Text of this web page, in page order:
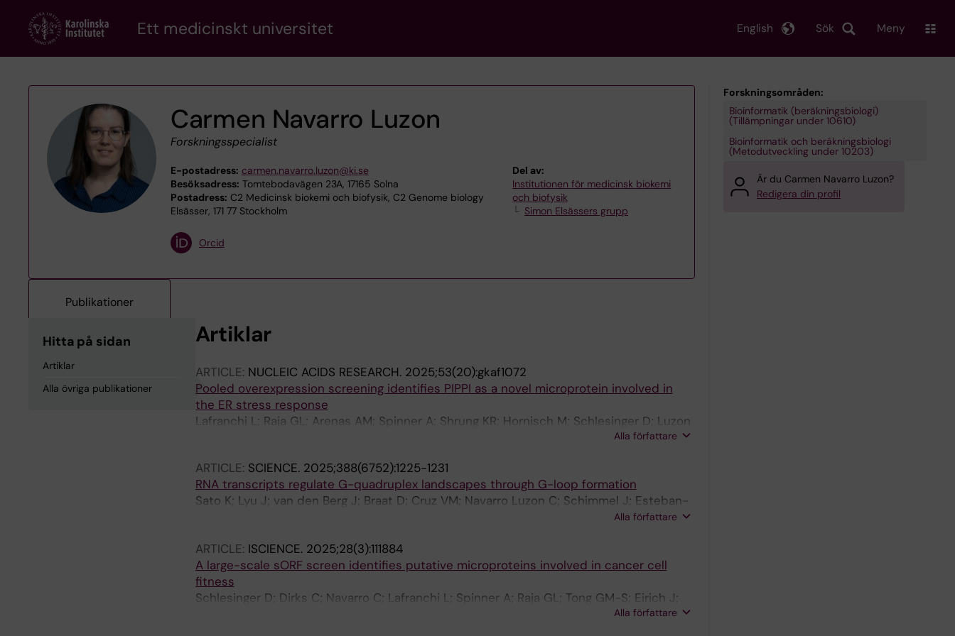
content
Ett medicinskt universitet Sök
English Meny
Carmen Navarro Luzon
Forskningsspecialist
E-postadress: carmen.navarro.luzon@ki.se
Besöksadress: Tomtebodavägen 23A, 17165 Solna
Postadress: C2 Medicinsk biokemi och biofysik, C2 Genome biology
Elsässer, 171 77 Stockholm
Del av:
Institutionen för medicinsk biokemi
och biofysik
Simon Elsässers grupp
Orcid
Publikationer
Hitta på sidan
Artiklar
Alla övriga publikationer
Artiklar
ARTICLE: NUCLEIC ACIDS RESEARCH. 2025;53(20):gkaf1072
Pooled overexpression screening identifies PIPPI as a novel microprotein involved in
the ER stress response
Lafranchi L; Raja GL; Arenas AM; Spinner A; Shrung KR; Hornisch M; Schlesinger D; Luzon
Alla författare
ARTICLE: SCIENCE. 2025;388(6752):1225-1231
RNA transcripts regulate G-quadruplex landscapes through G-loop formation
Sato K; Lyu J; van den Berg J; Braat D; Cruz VM; Navarro Luzon C; Schimmel J; Esteban-
Jurado C; Alemany M; Dreyer J; Hendrikx A; Mattiroli F; van Oudenaarden A; Tijsterman
Alla författare
ARTICLE: ISCIENCE. 2025;28(3):111884
A large-scale sORF screen identifies putative microproteins involved in cancer cell
fitness
Schlesinger D; Dirks C; Navarro C; Lafranchi L; Spinner A; Raja GL; Tong GM-S; Eirich J;
Alla författare
Forskningsområden:
Bioinformatik (beräkningsbiologi)
(Tillämpningar under 10610)
Bioinformatik och beräkningsbiologi
(Metodutveckling under 10203)
Är du Carmen Navarro Luzon?
Redigera din profil